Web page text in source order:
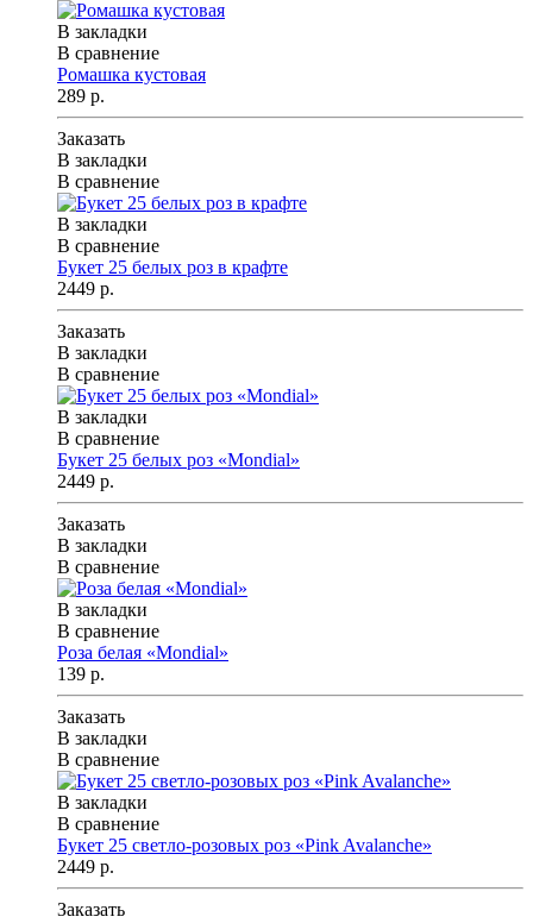
В закладки
В сравнение
Ромашка кустовая
289 р.
Заказать
В закладки
В сравнение
В закладки
В сравнение
Букет 25 белых роз в крафте
2449 р.
Заказать
В закладки
В сравнение
В закладки
В сравнение
Букет 25 белых роз «Mondial»
2449 р.
Заказать
В закладки
В сравнение
В закладки
В сравнение
Роза белая «Mondial»
139 р.
Заказать
В закладки
В сравнение
В закладки
В сравнение
Букет 25 светло-розовых роз «Pink Avalanche»
2449 р.
Заказать